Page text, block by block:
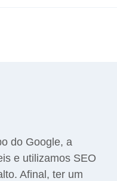
do Google, a
e utilizamos SEO
Afinal, ter um